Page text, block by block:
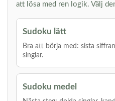
att lösa med ren logik. Välj
Sudoku lätt
Bra att börja med: sista
singlar.
Sudoku medel